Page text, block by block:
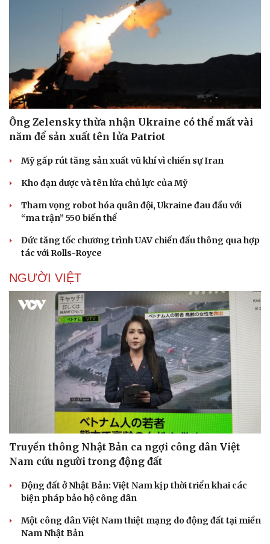
Ông Zelensky thừa nhận Ukraine có thể mất vài
năm để sản xuất tên lửa Patriot
Mỹ gấp rút tăng sản xuất vũ khí vì chiến sự Iran
Kho đạn dược và tên lửa chủ lực của Mỹ
Tham vọng robot hóa quân đội, Ukraine đau đầu với
“ma trận” 550 biến thể
Đức tăng tốc chương trình UAV chiến đấu thông qua hợp
tác với Rolls-Royce
NGƯỜI VIỆT
Truyền thông Nhật Bản ca ngợi công dân Việt
Nam cứu người trong động đất
Động đất ở Nhật Bản: Việt Nam kịp thời triển khai các
biện pháp bảo hộ công dân
Một công dân Việt Nam thiệt mạng do động đất tại miền
Nam Nhật Bản